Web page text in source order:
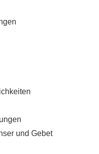
und Gebet